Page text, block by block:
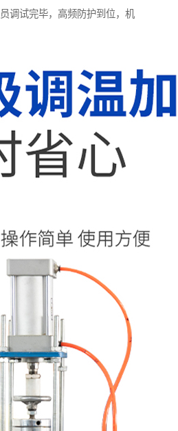
调试完毕，高频防护到位，机